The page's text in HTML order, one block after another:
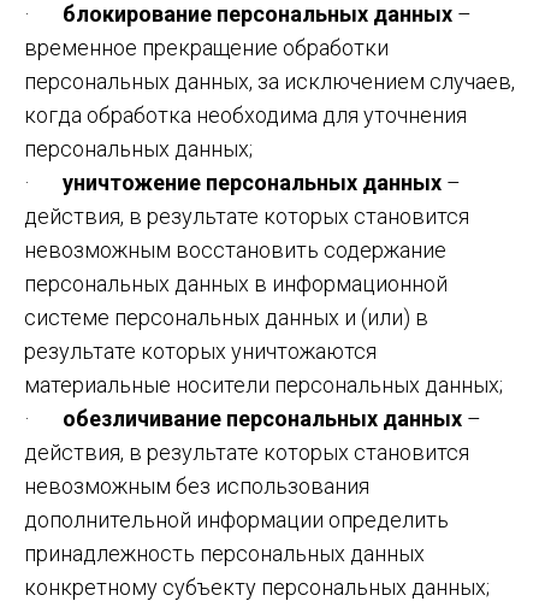
· блокирование персональных данных –
временное прекращение обработки
персональных данных, за исключением случаев,
когда обработка необходима для уточнения
персональных данных;
· уничтожение персональных данных –
действия, в результате которых становится
невозможным восстановить содержание
персональных данных в информационной
системе персональных данных и (или) в
результате которых уничтожаются
материальные носители персональных данных;
· обезличивание персональных данных –
действия, в результате которых становится
невозможным без использования
дополнительной информации определить
принадлежность персональных данных
конкретному субъекту персональных данных;